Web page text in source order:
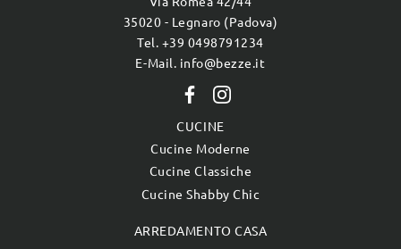
35020 - Legnaro (Padova)
Tel. +39 0498791234
E-Mail. info@bezze.it
CUCINE
Cucine Moderne
Cucine Classiche
Cucine Shabby Chic
ARREDAMENTO CASA